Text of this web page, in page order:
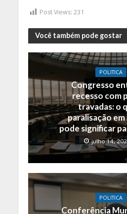
Post Views: 231
Você também pode gostar
POLITICA
Congresso
recesso com
travadas: o
paralisação em
pode significar
julho 14,
POLITICA
Conferência